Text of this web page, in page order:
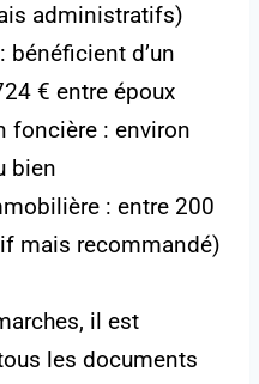
administratifs)
bénéficient d’un
€ entre époux
foncière : environ
bien
: entre 200
mais recommandé)
il est
les documents